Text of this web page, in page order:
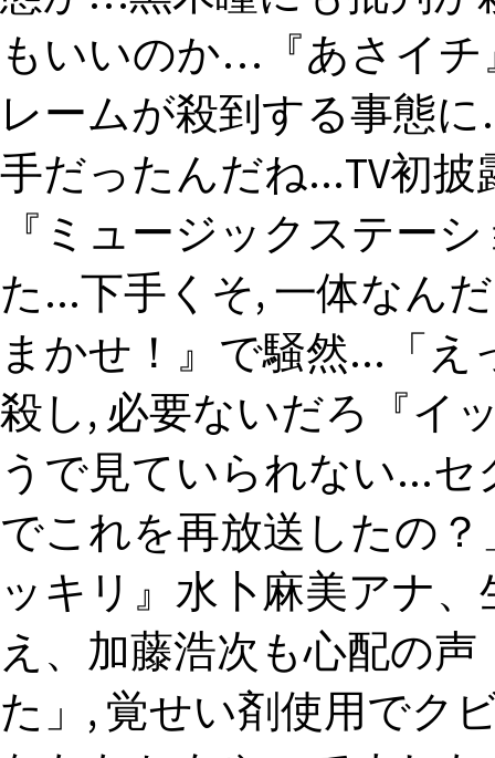
もいいのか…『あさイチ
レームが殺到する事態
手だったんだね...TV初
『ミュージックステー
た...下手くそ, 一体なん
まかせ！』で騒然...「
殺し, 必要ないだろ『イ
うで見ていられない...
でこれを再放送したの
ッキリ』水卜麻美アナ
え、加藤浩次も心配の
た」, 覚せい剤使用でク